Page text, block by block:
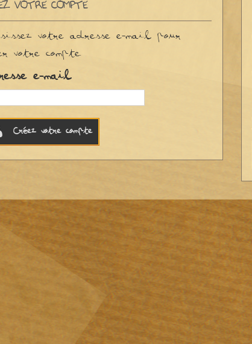
VOTRE COMPTE
votre adresse e-mail pour
votre compte.
e-mail
Créez votre compte